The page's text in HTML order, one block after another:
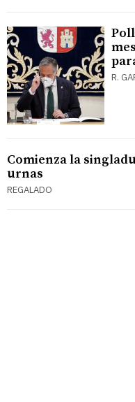
R.
Comienza la
urnas
REGALADO